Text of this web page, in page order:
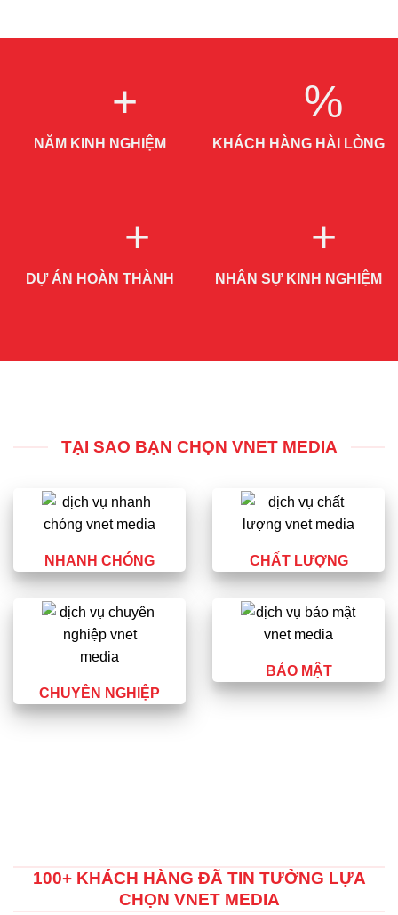
+
NĂM KINH NGHIỆM
%
KHÁCH HÀNG HÀI LÒNG
+
DỰ ÁN HOÀN THÀNH
+
NHÂN SỰ KINH NGHIỆM
TẠI SAO BẠN CHỌN VNET MEDIA
NHANH CHÓNG CHẤT LƯỢNG
CHUYÊN NGHIỆP
BẢO MẬT
100+ KHÁCH HÀNG ĐÃ TIN TƯỞNG LỰA
CHỌN VNET MEDIA